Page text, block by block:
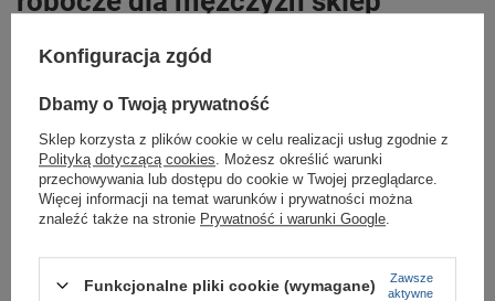
Zobacz jakie rozmiary są dostępne.
Sklep Butomania.pl to największy wybór obuwia sportowego dla całej
Twojej rodziny.
Kupując w naszym sklepie internetowym masz gwarancję, że towar jest
oryginalny i pochodzi z oficjalnej sieci dystrybucyjnej.
podania przyczyny.
Konfiguracja zgód
Dbamy o Twoją prywatność
Sklep korzysta z plików cookie w celu realizacji usług zgodnie z
Polityką dotyczącą cookies . Możesz określić warunki
przechowywania lub dostępu do cookie w Twojej przeglądarce.
Więcej informacji na temat warunków i prywatności można
znaleźć także na stronie Prywatność i warunki Google
Funkcjonalne pliki cookie (wymagane)
Zawsze
aktywne